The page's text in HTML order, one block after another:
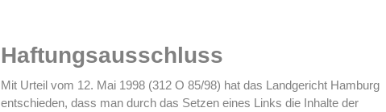
Haftungsausschluss
Mit Urteil vom 12. Mai 1998 (312 O 85/98) hat das Landgericht Hamburg
entschieden, dass man durch das Setzen eines Links die Inhalte der